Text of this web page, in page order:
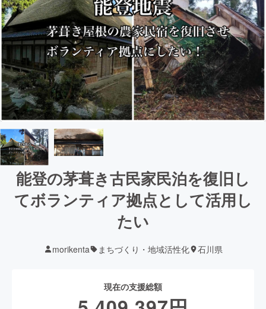
能登の茅葺き古民家民泊を復旧し
てボランティア拠点として活用し
たい
morikenta まちづくり・地域活性化 石川県
現在の支援総額